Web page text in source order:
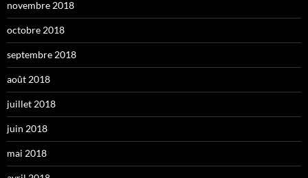
novembre 2018
octobre 2018
septembre 2018
août 2018
juillet 2018
juin 2018
mai 2018